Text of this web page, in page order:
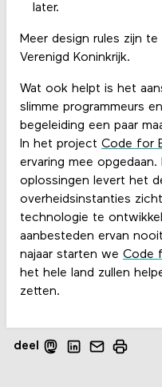
later.
Meer design rules zijn
Verenigd Koninkrijk.
Wat ook helpt is het
slimme programmeurs
begeleiding een paar
In het project Code for
ervaring mee
oplossingen levert het
overheidsinstanties
technologie te
aanbesteden ervan
najaar starten we Code
het hele land zullen
zetten.
deel